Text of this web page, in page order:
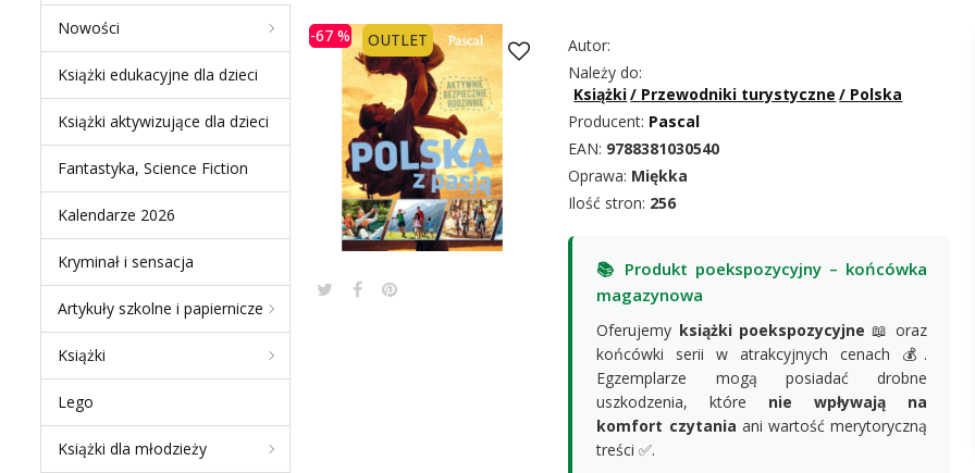
Nowości
Książki edukacyjne dla dzieci
Książki aktywizujące dla dzieci
Fantastyka, Science Fiction
Kalendarze 2026
Kryminał i sensacja
Artykuły szkolne i papiernicze
Książki
Lego
Książki dla młodzieży
NEW PRODUCTS
CZTERNAŚCIE WIEKÓW
WOJNY MIĘDZY ISLAMEM
A...
-67 % OUTLET
Autor:
Należy do:
Książki/ Przewodniki turystyczne / Polska
Producent: Pascal
EAN: 9788381030540
Oprawa: Miękka
Ilość stron: 256
📚 Produkt poekspozycyjny – końcówka
magazynowa
Oferujemy książki poekspozycyjne 📖 oraz
końcówki serii w atrakcyjnych cenach 💰.
Egzemplarze mogą posiadać drobne
uszkodzenia, które nie wpływają na
komfort czytania ani wartość merytoryczną
treści ✅.